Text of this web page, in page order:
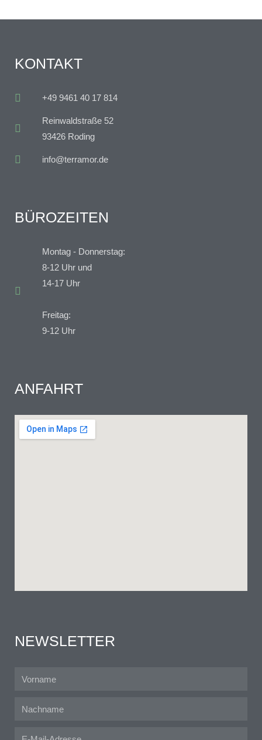
KONTAKT
+49 9461 40 17 814
Reinwaldstraße 52
93426 Roding
info@terramor.de
BÜROZEITEN
Montag - Donnerstag:
8-12 Uhr und
14-17 Uhr
Freitag:
9-12 Uhr
ANFAHRT
NEWSLETTER